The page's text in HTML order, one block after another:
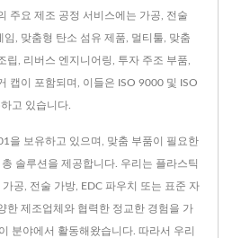
주요 제조 공정 서비스에는 가공, 전술
, 맞춤형 탄소 섬유 제품, 멀티툴, 맞춤
립, 리버스 엔지니어링, 투자 주조 부품,
캡이 포함되며, 이들은 ISO 9000 및 ISO
고 있습니다.
을 보유하고 있으며, 맞춤 부품이 필요한
솔루션을 제공합니다. 우리는 플라스틱
공, 전술 가방, EDC 파우치 또는 표준 자
한 제조업체와 협력한 정교한 경험을 가
분야에서 활동해왔습니다. 따라서 우리